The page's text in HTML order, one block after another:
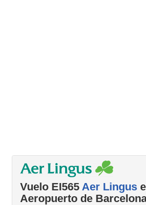
Vuelo EI565 Aer Lingus
Aeropuerto de